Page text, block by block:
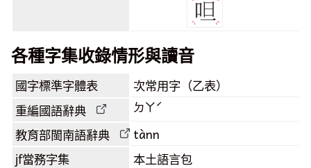
各種字集收錄情形與讀音
國字標準字體表 次常用字（乙表）
重編國語辭典 ㄉㄚˊ
教育部閩南語辭典 tànn
jf當務字集 本土語言包